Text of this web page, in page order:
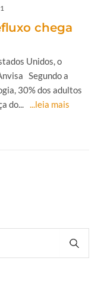
chega
Unidos, o
Segundo a
30% dos adultos
do... ...leia mais